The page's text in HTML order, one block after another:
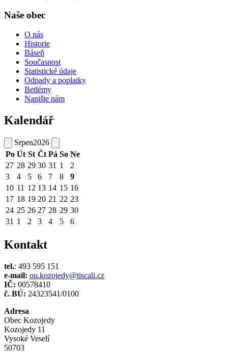
Naše obec
O nás
Historie
Báseň
Současnost
Statistické údaje
Odpady a poplatky
Betlémy
Napište nám
Kalendář
Srpen2026
Po Út St Čt Pá So Ne
27 28 29 30 31 1
2
3
4 5 6 7 8
9
10 11 12 13 14 15 16
17 18 19 20 21 22 23
24 25 26 27 28 29 30
31 1 2 3 4 5 6
Kontakt
tel.: 493 595 151
e-mail: ou.kozojedy@tiscali.cz
IČ: 00578410
č. BÚ: 24323541/0100
Adresa
Obec Kozojedy
Kozojedy 11
Vysoké Veselí
50703